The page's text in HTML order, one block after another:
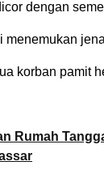
dengan
menemukan
korban pamit
Rumah